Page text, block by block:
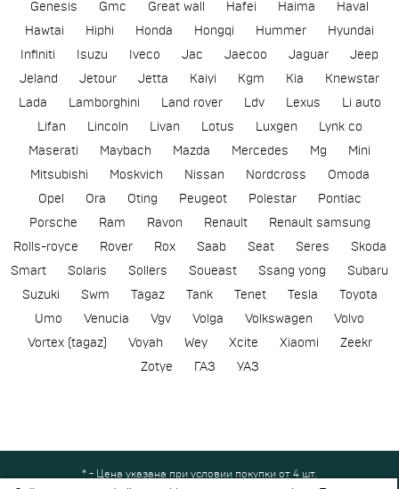
Genesis
Gmc Great wall Hafei Haima
Haval
Hawtai
Hiphi Honda Hongqi Hummer
Hyundai
Infiniti
Isuzu Iveco Jac Jaecoo Jaguar
Jeep
Jeland
Jetour Jetta Kaiyi Kgm Kia
Knewstar
Lada
Lamborghini Land rover Ldv Lexus
Li auto
Lifan
Lincoln Livan Lotus Luxgen
Lynk co
Maserati
Maybach Mazda Mercedes Mg
Mini
Mitsubishi
Moskvich Nissan Nordcross
Omoda
Opel
Ora Oting Peugeot Polestar
Pontiac
Porsche
Ram Ravon Renault
Renault samsung
Rolls-royce
Rover Rox Saab Seat Seres
Skoda
Smart
Solaris Sollers Soueast Ssang yong
Subaru
Suzuki
Swm Tagaz Tank Tenet Tesla
Toyota
Umo
Venucia Vgv Volga Volkswagen
Volvo
Vortex (tagaz)
Voyah Wey Xcite Xiaomi
Zeekr
Zotye
ГАЗ УАЗ
* - Цена указана при условии покупки от 4 шт.